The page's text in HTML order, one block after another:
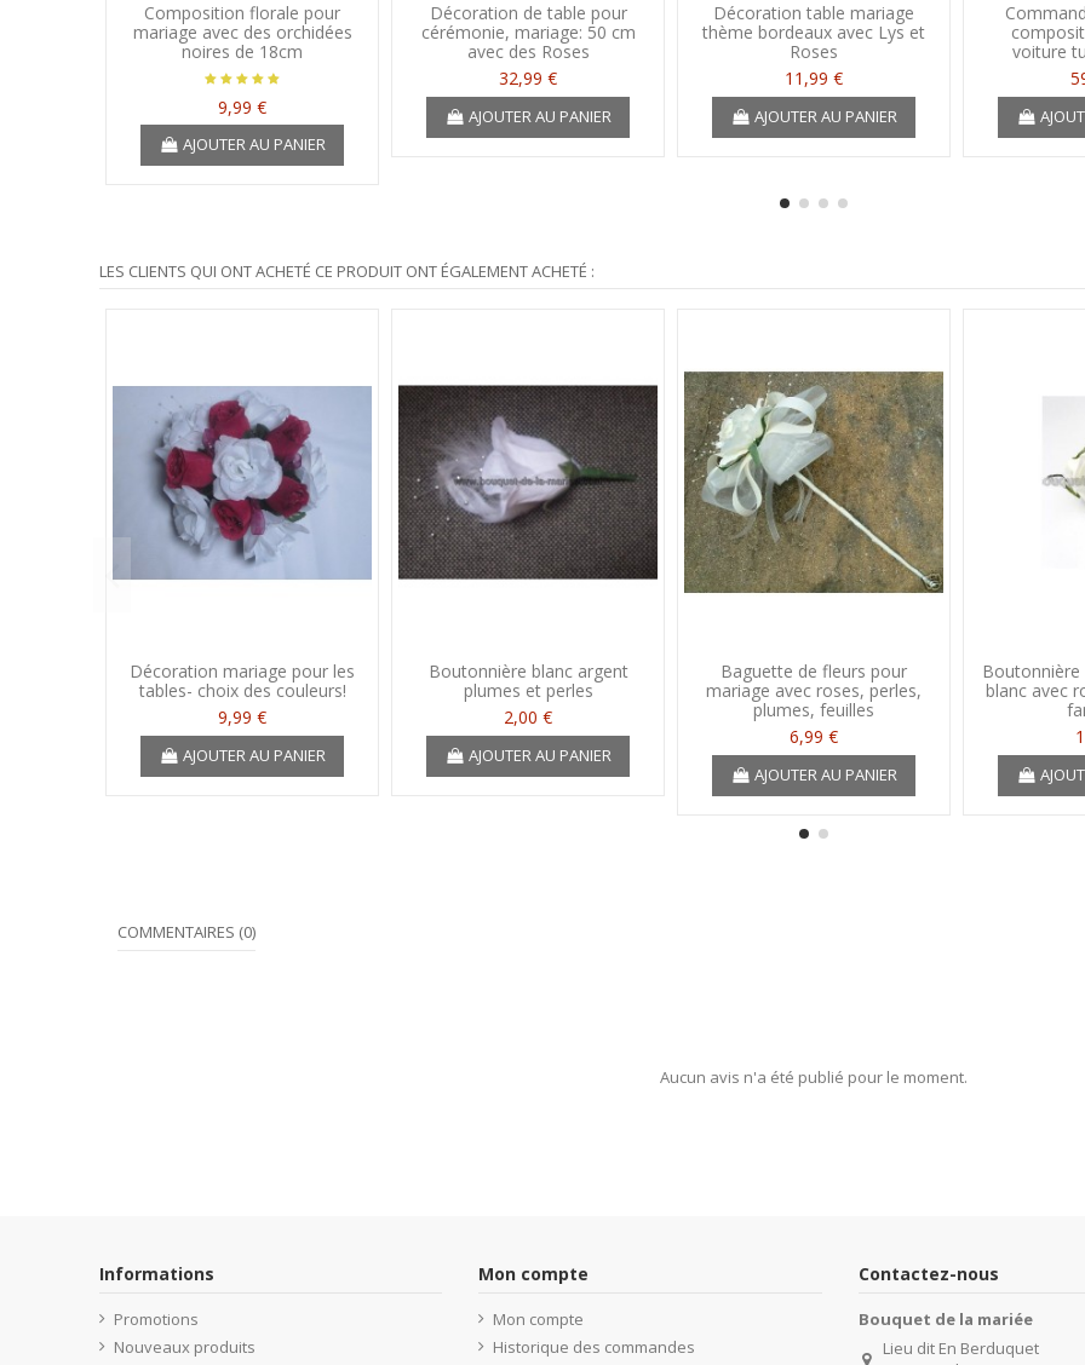
Composition florale pour
mariage avec des orchidées
noires de 18cm
9,99 €
AJOUTER AU PANIER
Décoration de table pour
cérémonie, mariage: 50 cm
avec des Roses
32,99 €
AJOUTER AU PANIER
Décoration table mariage
thème bordeaux avec Lys et
Roses
11,99 €
AJOUTER AU PANIER
voiture
LES CLIENTS QUI ONT ACHETÉ CE PRODUIT ONT ÉGALEMENT ACHETÉ :
Décoration mariage pour les
tables- choix des couleurs!
9,99 €
AJOUTER AU PANIER
Boutonnière blanc argent
plumes et perles
2,00 €
AJOUTER AU PANIER
Baguette de fleurs pour
mariage avec roses, perles,
plumes, feuilles
6,99 €
AJOUTER AU PANIER
blanc avec
COMMENTAIRES (0)
Aucun avis n'a été publié pour le moment.
Informations
Promotions
Nouveaux produits
Mon compte
Mon compte
Historique des commandes
Contactez-nous
Bouquet de la mariée
Lieu dit En Berduquet